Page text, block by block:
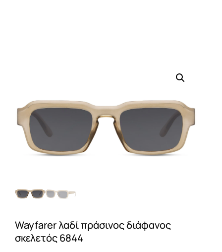
Wayfarer λαδί πράσινος διάφανος
σκελετός 6844